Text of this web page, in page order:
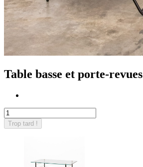
Table basse et porte-revues
Trop tard !